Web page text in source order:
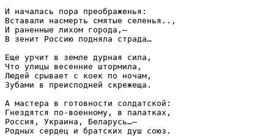
И началась пора преображенья:
Вставали насмерть смятые селенья..,
И раненные лихом города,—
В зенит Россию подняла страда…
Еще урчит в земле дурная сила,
Что улицы весенние штормила,
Людей срывает с коек по ночам,
Зубами в преисподней скрежеща.
А мастера в готовности солдатской:
Гнездятся по-военному, в палатках,
Россия, Украина, Беларусь…—
Родных сердец и братских душ союз.